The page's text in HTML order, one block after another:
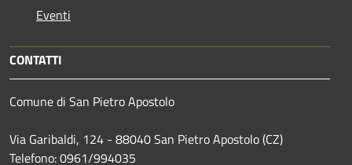
Eventi
CONTATTI
Comune di San Pietro Apostolo
Via Garibaldi, 124 - 88040 San Pietro Apostolo (CZ)
Telefono: 0961/994035